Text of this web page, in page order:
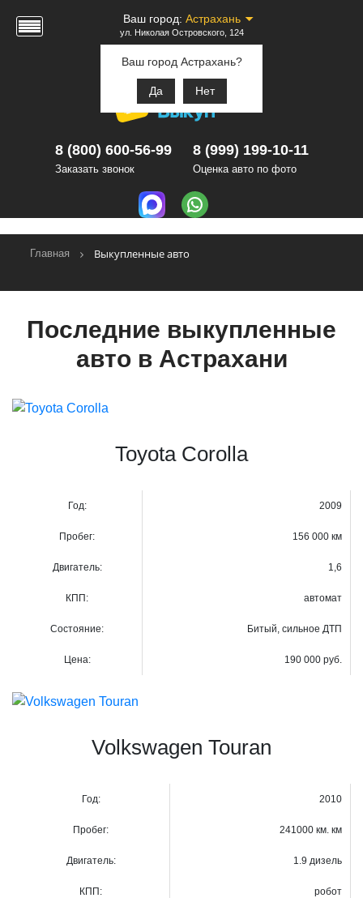
Ваш город: Астрахань
Ваш город Астрахань?
Да Нет
ул. Николая Островского, 124
8 (800) 600-56-99
Заказать звонок
8 (999) 199-10-11
Оценка авто по фото
Главная Выкупленные авто
Последние выкупленные
авто в Астрахани
Toyota Corolla
Год: 2009
Пробег: 156 000 км
Двигатель: 1,6
КПП: автомат
Состояние: Битый, сильное ДТП
Цена: 190 000 руб.
Volkswagen Touran
Год: 2010
Пробег: 241000 км. км
Двигатель: 1.9 дизель
КПП: робот